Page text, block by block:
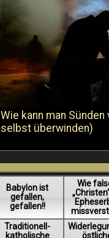
Wie kann man
selbst überwinden)
Babylon ist
gefallen,
gefallen!!
Wie
Traditionell-
katholische